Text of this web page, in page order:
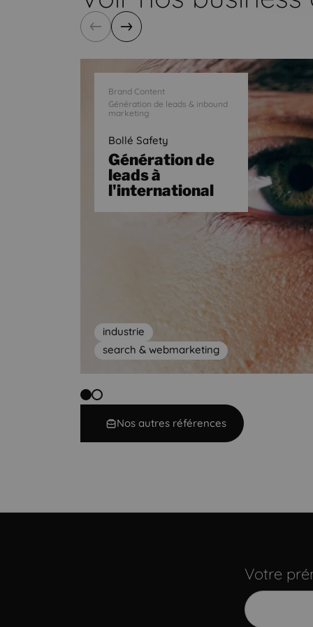
Précédent
Suivant
Brand Content
Génération de leads & inbound
marketing
Bollé Safety
Génération de
leads à
l'international
industrie
search & webmarketing
Nos autres références
Votre